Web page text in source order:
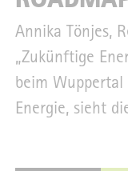
Annika Tönjes,
„Zukünftige
beim
Energie, sieht